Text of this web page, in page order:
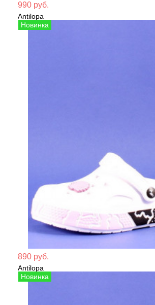
990 руб.
Antilopa
Сабо
890 руб.
Antilopa
Сабо